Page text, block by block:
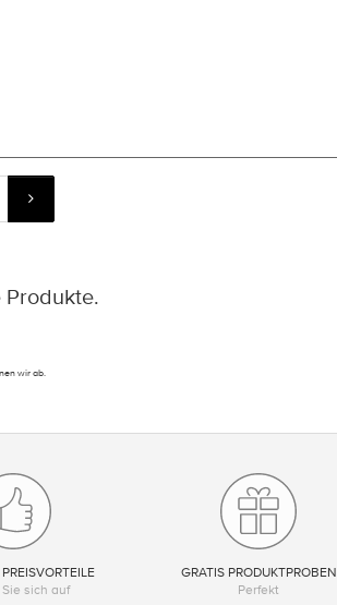
wir ab.
sich auf
GRATIS PRODUKTPROBEN
Perfekt